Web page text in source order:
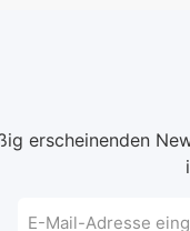
erscheinenden